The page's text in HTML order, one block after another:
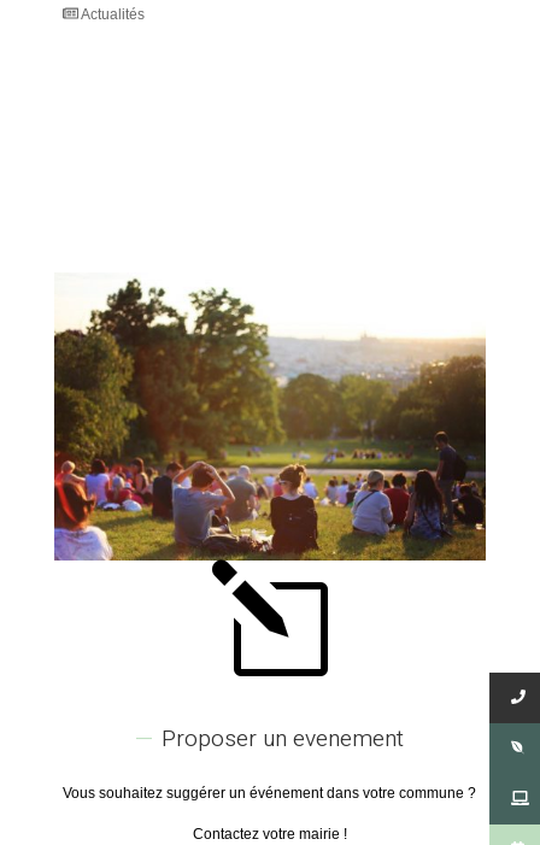
Actualités
l
Proposer un evenement
Vous souhaitez suggérer un événement dans votre commune ?
Contactez votre mairie !